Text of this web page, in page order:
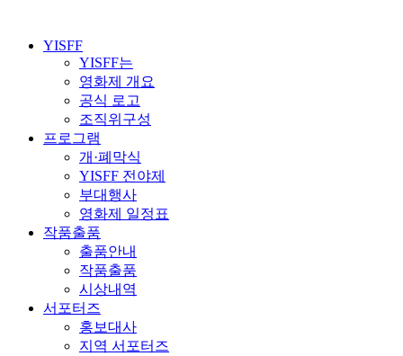
YISFF
YISFF는
영화제 개요
공식 로고
조직위구성
프로그램
개·폐막식
YISFF 전야제
부대행사
영화제 일정표
작품출품
출품안내
작품출품
시상내역
서포터즈
홍보대사
지역 서포터즈